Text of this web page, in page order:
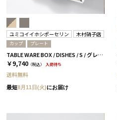
ユミコイイホシポーセリン 木村硝子店
カップ プレート
TABLE WARE BOX / DISHES / S / グレー＆ベージュ［イイホシユミコ×木村硝子店］
￥9,740 （税込） 入荷待ち
送料無料
最短8月11日(火)にお届け